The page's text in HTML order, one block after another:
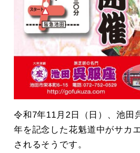
令和7年11月2日（日）、池田
年を記念した花魁道中がサカ
されるそうです。